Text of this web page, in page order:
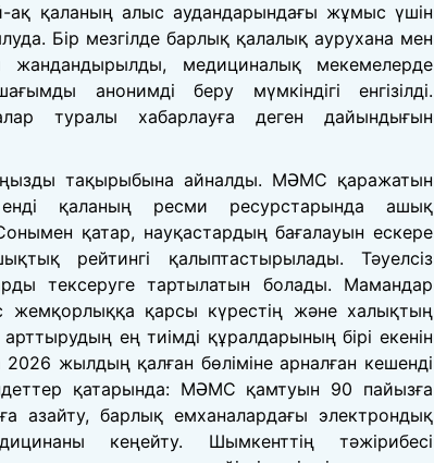
ақ қаланың алыс аудандарындағы жұмыс үшін
Бір мезгілде барлық қалалық аурухана мен
медициналық мекемелерде
анонимді беру мүмкіндігі енгізілді.
туралы хабарлауға деген дайындығын
тақырыбына айналды. МӘМС қаражатын
қаланың ресми ресурстарында ашық
қатар, науқастардың бағалауын ескере
рейтингі қалыптастырылады. Тәуелсіз
тексеруге тартылатын болады. Мамандар
қарсы күрестің және халықтың
ең тиімді құралдарының бірі екенін
жылдың қалған бөліміне арналған кешенді
қатарында: МӘМС қамтуын 90 пайызға
азайту, барлық емханалардағы электрондық
кеңейту. Шымкенттің тәжірибесі